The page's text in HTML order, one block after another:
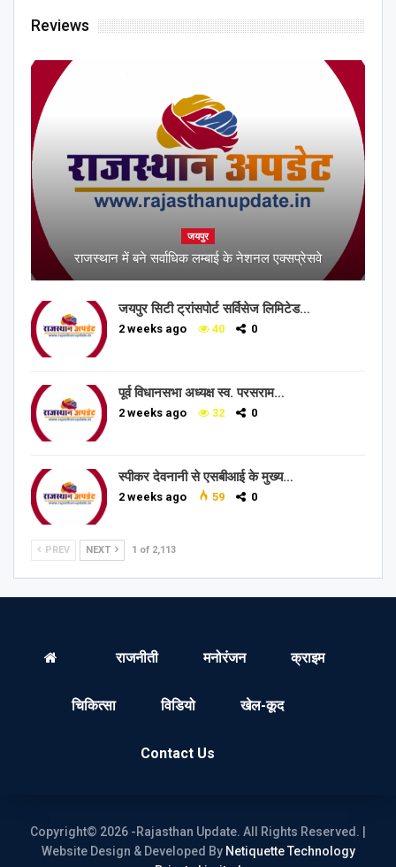
Reviews
जयपुर
राजस्थान में बने सर्वाधिक लम्बाई के नेशनल एक्सप्रेसवे
जयपुर सिटी ट्रांसपोर्ट सर्विसेज लिमिटेड…
2 weeks ago 40 0
पूर्व विधानसभा अध्यक्ष स्व. परसराम…
2 weeks ago 32 0
स्पीकर देवनानी से एसबीआई के मुख्य…
2 weeks ago 59 0
PREV NEXT 1 of 2,113
राजनीती मनोरंजन क्राइम
चिकित्सा विडियो खेल-कूद
Contact Us
Copyright© 2026 -Rajasthan Update. All Rights Reserved. |
Website Design & Developed By Netiquette Technology